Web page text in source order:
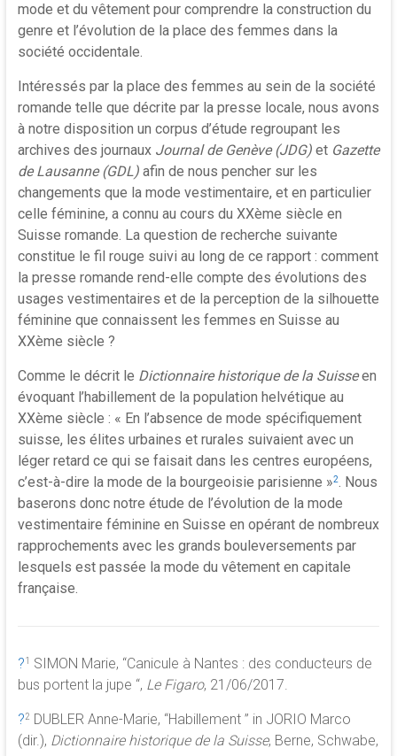
mode et du vêtement pour comprendre la construction du
genre et l’évolution de la place des femmes dans la
société occidentale.
Intéressés par la place des femmes au sein de la société
romande telle que décrite par la presse locale, nous avons
à notre disposition un corpus d’étude regroupant les
archives des journaux Journal de Genève (JDG)et Gazette
de Lausanne (GDL)afin de nous pencher sur les
changements que la mode vestimentaire, et en particulier
celle féminine, a connu au cours du XXème siècle en
Suisse romande. La question de recherche suivante
constitue le fil rouge suivi au long de ce rapport : comment
la presse romande rend-elle compte des évolutions des
usages vestimentaires et de la perception de la silhouette
féminine que connaissent les femmes en Suisse au
XXème siècle ?
Comme le décrit le Dictionnaire historique de la Suisseen
évoquant l’habillement de la population helvétique au
XXème siècle : « En l’absence de mode spécifiquement
suisse, les élites urbaines et rurales suivaient avec un
léger retard ce qui se faisait dans les centres européens,
c’est-à-dire la mode de la bourgeoisie parisienne »2. Nous
baserons donc notre étude de l’évolution de la mode
vestimentaire féminine en Suisse en opérant de nombreux
rapprochements avec les grands bouleversements par
lesquels est passée la mode du vêtement en capitale
française.
?1
SIMON Marie, “Canicule à Nantes : des conducteurs de
bus portent la jupe “, Le Figaro, 21/06/2017.
?2
DUBLER Anne-Marie, “Habillement ” in JORIO Marco
(dir.), Dictionnaire historique de la Suisse, Berne, Schwabe,